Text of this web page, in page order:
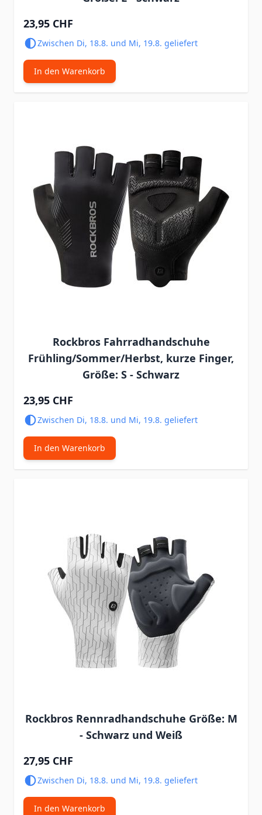
23,95 CHF
Zwischen Di, 18.8. und Mi, 19.8. geliefert
In den Warenkorb
Rockbros Fahrradhandschuhe
Frühling/Sommer/Herbst, kurze Finger,
Größe: S - Schwarz
23,95 CHF
Zwischen Di, 18.8. und Mi, 19.8. geliefert
In den Warenkorb
Rockbros Rennradhandschuhe Größe: M
- Schwarz und Weiß
27,95 CHF
Zwischen Di, 18.8. und Mi, 19.8. geliefert
In den Warenkorb